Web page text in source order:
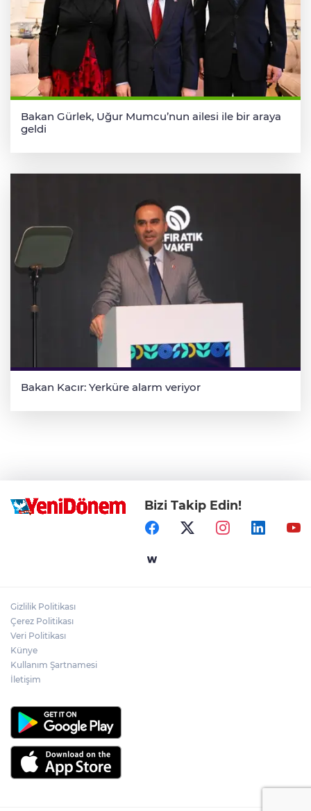
Bakan Gürlek, Uğur Mumcu’nun ailesi ile bir araya
geldi
Bakan Kacır: Yerküre alarm veriyor
Bizi Takip Edin!
Gizlilik Politikası
Çerez Politikası
Veri Politikası
Künye
Kullanım Şartnamesi
İletişim